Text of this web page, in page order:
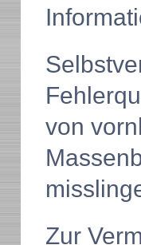
von
Zur